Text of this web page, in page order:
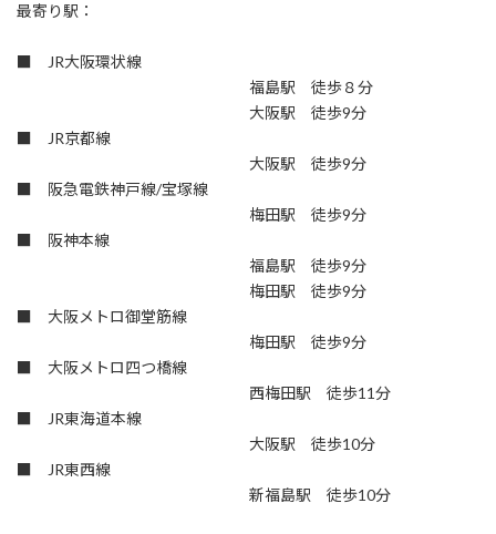
最寄り駅：
■ JR大阪環状線
福島駅 徒歩８分
大阪駅 徒歩9分
■ JR京都線
大阪駅 徒歩9分
■ 阪急電鉄神戸線/宝塚線
梅田駅 徒歩9分
■ 阪神本線
福島駅 徒歩9分
梅田駅 徒歩9分
■ 大阪メトロ御堂筋線
梅田駅 徒歩9分
■ 大阪メトロ四つ橋線
西梅田駅 徒歩11分
■ JR東海道本線
大阪駅 徒歩10分
■ JR東西線
新福島駅 徒歩10分